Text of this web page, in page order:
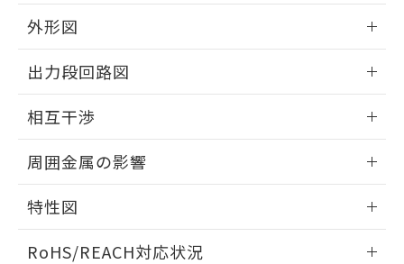
外形図
外形図
出力段回路図
出力段回路図
相互干渉
相互干渉
周囲金属の影響
周囲金属の影響
特性図
RoHS/REACH対応状況
をご了承ください。
の共同利用に関して"
の「1.共同利
用者の範囲」に記載されている法人を
指します。
EU RoHS指令（10物質）の非含有証明書
るもので、過去に遡って非含有を証明する
ものではありません。
また、RoHS指令のフタル酸エステル類４
物質の対応では、対応完了までの期間は出
荷製品に未対応品が混在することから備考
欄に対応日を記載しておりました。
していることから、特段のことがない限
り、2022年1月12日より割愛しておりま
す。